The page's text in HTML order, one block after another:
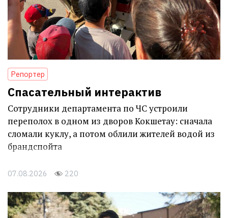
Репортер
Спасательный интерактив
Сотрудники департамента по ЧС устроили
переполох в одном из дворов Кокшетау: сначала
сломали куклу, а потом облили жителей водой из
брандспойта
07.08.2026 220